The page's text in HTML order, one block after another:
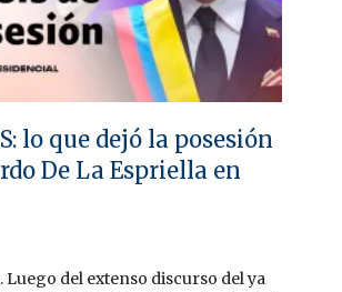
lo que dejó la posesión
De La Espriella en
Luego del extenso discurso del ya